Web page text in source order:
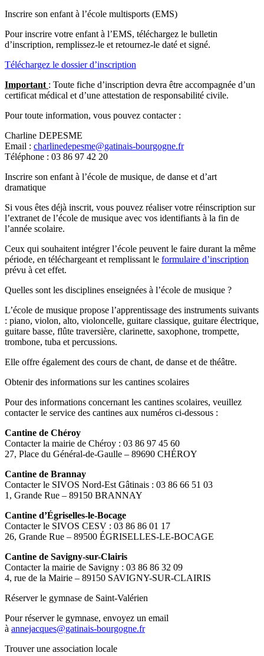
Inscrire son enfant à l’école multisports (EMS)
Pour inscrire votre enfant à l’EMS, téléchargez le bulletin
d’inscription, remplissez-le et retournez-le daté et signé.
Téléchargez le dossier d’inscription
Important : Toute fiche d’inscription devra être accompagnée d’un
certificat médical et d’une attestation de responsabilité civile.
Pour toute information, vous pouvez contacter :
Charline DEPESME
Email : charlinedepesme@gatinais-bourgogne.fr
Téléphone : 03 86 97 42 20
Inscrire son enfant à l’école de musique, de danse et d’art
dramatique
Si vous êtes déjà inscrit, vous pouvez réaliser votre réinscription sur
l’extranet de l’école de musique avec vos identifiants à la fin de
l’année scolaire.
Ceux qui souhaitent intégrer l’école peuvent le faire durant la même
période, en téléchargeant et remplissant le formulaire d’inscription
prévu à cet effet.
Quelles sont les disciplines enseignées à l’école de musique ?
L’école de musique propose l’apprentissage des instruments suivants
: piano, violon, alto, violoncelle, guitare classique, guitare électrique,
guitare basse, flûte traversière, clarinette, saxophone, trompette,
trombone, tuba et percussions.
Elle offre également des cours de chant, de danse et de théâtre.
Obtenir des informations sur les cantines scolaires
Pour des informations concernant les cantines scolaires, veuillez
contacter le service des cantines aux numéros ci-dessous :
Cantine de Chéroy
Contacter la mairie de Chéroy : 03 86 97 45 60
27, Place du Général-de-Gaulle – 89690 CHÉROY
Cantine de Brannay
Contacter le SIVOS Nord-Est Gâtinais : 03 86 66 51 03
1, Grande Rue – 89150 BRANNAY
Cantine d’Égriselles-le-Bocage
Contacter le SIVOS CESV : 03 86 86 01 17
26, Grande Rue – 89500 ÉGRISELLES-LE-BOCAGE
Cantine de Savigny-sur-Clairis
Contacter la mairie de Savigny : 03 86 86 32 09
4, rue de la Mairie – 89150 SAVIGNY-SUR-CLAIRIS
Réserver le gymnase de Saint-Valérien
Pour réserver le gymnase, envoyez un email
à annejacques@gatinais-bourgogne.fr
Trouver une association locale